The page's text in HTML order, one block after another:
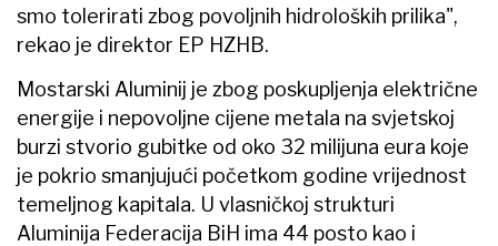
smo tolerirati zbog povoljnih hidroloških prilika",
rekao je direktor EP HZHB.
Mostarski Aluminij je zbog poskupljenja električne
energije i nepovoljne cijene metala na svjetskoj
burzi stvorio gubitke od oko 32 milijuna eura koje
je pokrio smanjujući početkom godine vrijednost
temeljnog kapitala. U vlasničkoj strukturi
Aluminija Federacija BiH ima 44 posto kao i